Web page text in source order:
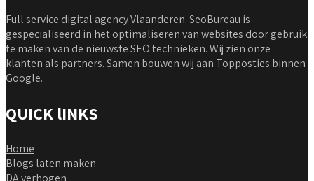
Full service digital agency Vlaanderen. SeoBureau is
gespecialiseerd in het optimaliseren van websites door gebruik
te maken van de nieuwste SEO technieken. Wij zien onze
klanten als partners. Samen bouwen wij aan Topposties binnen
Google.
QUICK lINKS
Home
Blogs laten maken
DA verhogen